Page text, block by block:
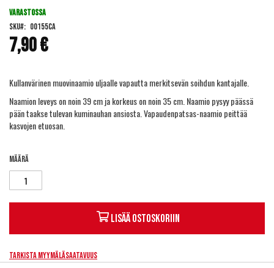
beginning
the
images
gallery
7,90 €
VARASTOSSA
SKU
00155CA
Kullanvärinen muovinaamio uljaalle vapautta merkitsevän soihdun kantajalle.
Naamion leveys on noin 39 cm ja korkeus on noin 35 cm. Naamio pysyy päässä
pään taakse tulevan kuminauhan ansiosta. Vapaudenpatsas-naamio peittää
kasvojen etuosan.
Määrä
Lisää ostoskoriin
Tarkista myymäläsaatavuus